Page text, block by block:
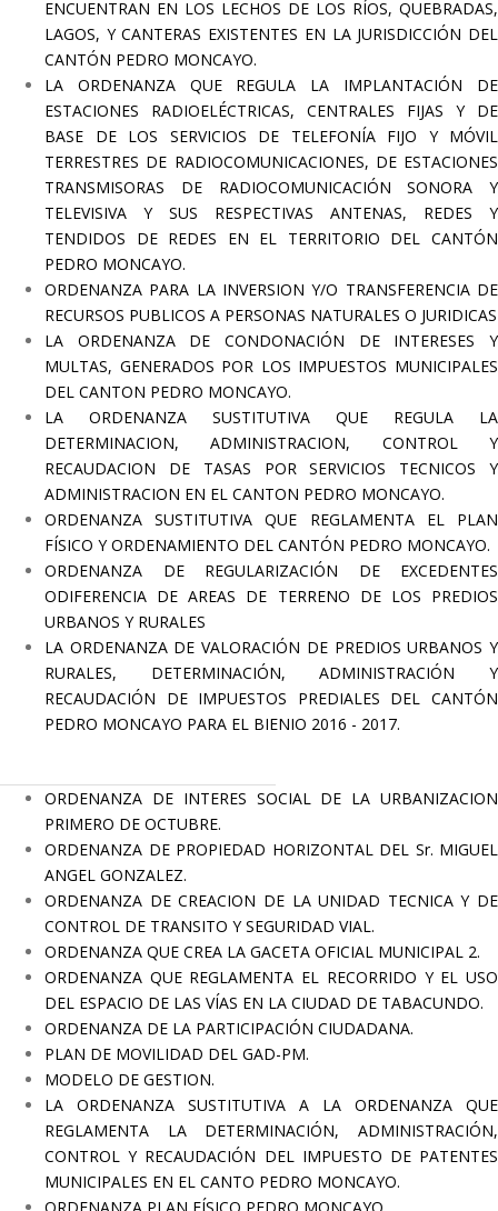
ENCUENTRAN EN LOS LECHOS DE LOS RÍOS, QUEBRADAS,
LAGOS, Y CANTERAS EXISTENTES EN LA JURISDICCIÓN DEL
CANTÓN PEDRO MONCAYO.
LA ORDENANZA QUE REGULA LA IMPLANTACIÓN DE
ESTACIONES RADIOELÉCTRICAS, CENTRALES FIJAS Y DE
BASE DE LOS SERVICIOS DE TELEFONÍA FIJO Y MÓVIL
TERRESTRES DE RADIOCOMUNICACIONES, DE ESTACIONES
TRANSMISORAS DE RADIOCOMUNICACIÓN SONORA Y
TELEVISIVA Y SUS RESPECTIVAS ANTENAS, REDES Y
TENDIDOS DE REDES EN EL TERRITORIO DEL CANTÓN
PEDRO MONCAYO.
ORDENANZA PARA LA INVERSION Y/O TRANSFERENCIA DE
RECURSOS PUBLICOS A PERSONAS NATURALES O JURIDICAS
LA ORDENANZA DE CONDONACIÓN DE INTERESES Y
MULTAS, GENERADOS POR LOS IMPUESTOS MUNICIPALES
DEL CANTON PEDRO MONCAYO.
LA ORDENANZA SUSTITUTIVA QUE REGULA LA
DETERMINACION, ADMINISTRACION, CONTROL Y
RECAUDACION DE TASAS POR SERVICIOS TECNICOS Y
ADMINISTRACION EN EL CANTON PEDRO MONCAYO.
ORDENANZA SUSTITUTIVA QUE REGLAMENTA EL PLAN
FÍSICO Y ORDENAMIENTO DEL CANTÓN PEDRO MONCAYO.
ORDENANZA DE REGULARIZACIÓN DE EXCEDENTES
ODIFERENCIA DE AREAS DE TERRENO DE LOS PREDIOS
URBANOS Y RURALES
LA ORDENANZA DE VALORACIÓN DE PREDIOS URBANOS Y
RURALES, DETERMINACIÓN, ADMINISTRACIÓN Y
RECAUDACIÓN DE IMPUESTOS PREDIALES DEL CANTÓN
PEDRO MONCAYO PARA EL BIENIO 2016 - 2017.
ORDENANZA DE INTERES SOCIAL DE LA URBANIZACION
PRIMERO DE OCTUBRE.
ORDENANZA DE PROPIEDAD HORIZONTAL DEL Sr. MIGUEL
ANGEL GONZALEZ.
ORDENANZA DE CREACION DE LA UNIDAD TECNICA Y DE
CONTROL DE TRANSITO Y SEGURIDAD VIAL.
ORDENANZA QUE CREA LA GACETA OFICIAL MUNICIPAL 2.
ORDENANZA QUE REGLAMENTA EL RECORRIDO Y EL USO
DEL ESPACIO DE LAS VÍAS EN LA CIUDAD DE TABACUNDO.
ORDENANZA DE LA PARTICIPACIÓN CIUDADANA.
PLAN DE MOVILIDAD DEL GAD-PM.
MODELO DE GESTION.
LA ORDENANZA SUSTITUTIVA A LA ORDENANZA QUE
REGLAMENTA LA DETERMINACIÓN, ADMINISTRACIÓN,
CONTROL Y RECAUDACIÓN DEL IMPUESTO DE PATENTES
MUNICIPALES EN EL CANTO PEDRO MONCAYO.